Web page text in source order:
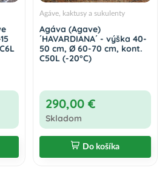
Agáve, kaktusy a sukulenty
Agáva (Agave)
´HAVARDIANA´ - výška 40-
50 cm, Ø 60-70 cm, kont.
C50L (-20°C)
290,00 €
Skladom
Do košíka